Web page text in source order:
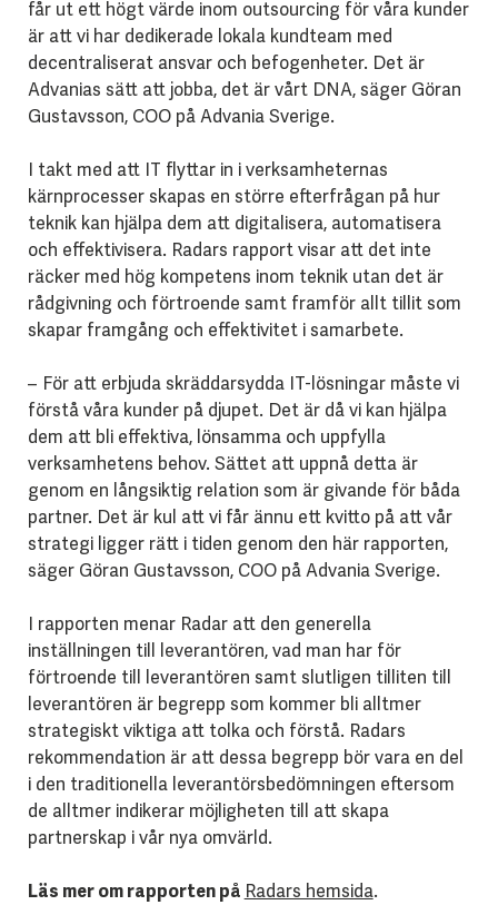
får ut ett högt värde inom outsourcing för våra kunder
är att vi har dedikerade lokala kundteam med
decentraliserat ansvar och befogenheter. Det är
Advanias sätt att jobba, det är vårt DNA, säger Göran
Gustavsson, COO på Advania Sverige.
I takt med att IT flyttar in i verksamheternas
kärnprocesser skapas en större efterfrågan på hur
teknik kan hjälpa dem att digitalisera, automatisera
och effektivisera. Radars rapport visar att det inte
räcker med hög kompetens inom teknik utan det är
rådgivning och förtroende samt framför allt tillit som
skapar framgång och effektivitet i samarbete.
– För att erbjuda skräddarsydda IT-lösningar måste vi
förstå våra kunder på djupet. Det är då vi kan hjälpa
dem att bli effektiva, lönsamma och uppfylla
verksamhetens behov. Sättet att uppnå detta är
genom en långsiktig relation som är givande för båda
partner. Det är kul att vi får ännu ett kvitto på att vår
strategi ligger rätt i tiden genom den här rapporten,
säger Göran Gustavsson, COO på Advania Sverige.
I rapporten menar Radar att den generella
inställningen till leverantören, vad man har för
förtroende till leverantören samt slutligen tilliten till
leverantören är begrepp som kommer bli alltmer
strategiskt viktiga att tolka och förstå. Radars
rekommendation är att dessa begrepp bör vara en del
i den traditionella leverantörsbedömningen eftersom
de alltmer indikerar möjligheten till att skapa
partnerskap i vår nya omvärld.
Läs mer om rapporten på Radars hemsida.